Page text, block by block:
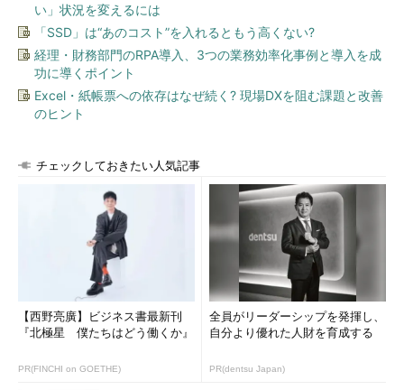
い」状況を変えるには
「SSD」は“あのコスト”を入れるともう高くない?
経理・財務部門のRPA導入、3つの業務効率化事例と導入を成
功に導くポイント
Excel・紙帳票への依存はなぜ続く? 現場DXを阻む課題と改善
のヒント
チェックしておきたい人気記事
【西野亮廣】ビジネス書最新刊
『北極星 僕たちはどう働くか』
PR(FINCHI on GOETHE)
全員がリーダーシップを発揮し、
自分より優れた人財を育成する
PR(dentsu Japan)